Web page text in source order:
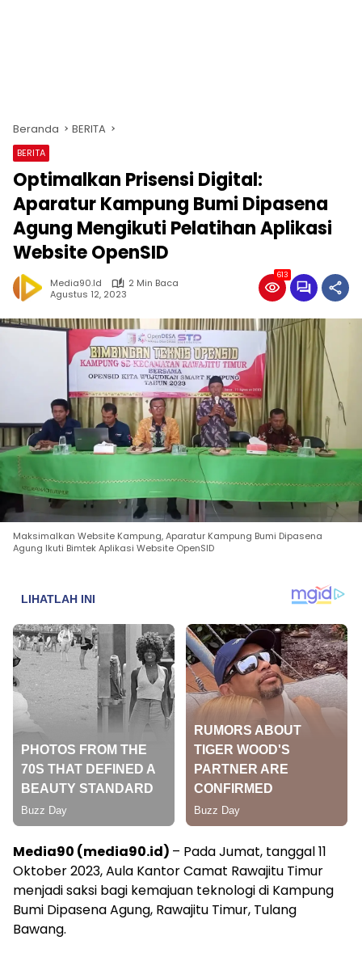
Beranda BERITA
BERITA
Optimalkan Prisensi Digital:
Aparatur Kampung Bumi Dipasena
Agung Mengikuti Pelatihan Aplikasi
Website OpenSID
Media90.id
2 Min Baca
Agustus 12, 2023
613
Maksimalkan Website Kampung, Aparatur Kampung Bumi Dipasena
Agung Ikuti Bimtek Aplikasi Website OpenSID
Media90 (media90.id) – Pada Jumat, tanggal 11
Oktober 2023, Aula Kantor Camat Rawajitu Timur
menjadi saksi bagi kemajuan teknologi di Kampung
Bumi Dipasena Agung, Rawajitu Timur, Tulang
Bawang.